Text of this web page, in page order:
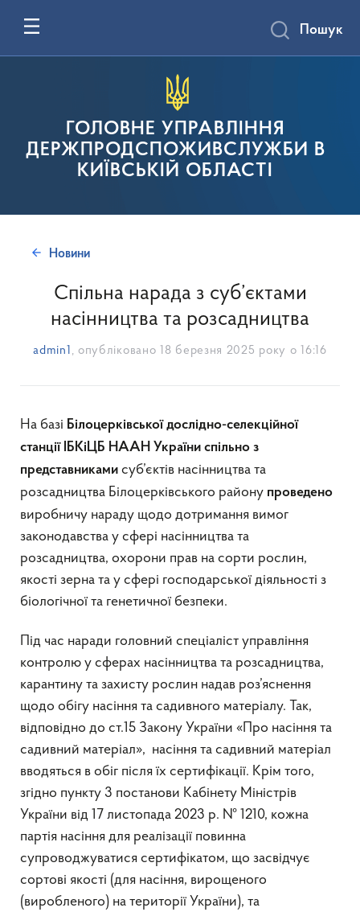
ГОЛОВНЕ УПРАВЛІННЯ
ДЕРЖПРОДСПОЖИВСЛУЖБИ В
КИЇВСЬКІЙ ОБЛАСТІ
Пошук
Новини
Спільна нарада з суб’єктами
насінництва та розсадництва
admin1 , опубліковано 18 березня 2025 року о 16:16
На базі Білоцерківської дослідно-селекційної
станції ІБКіЦБ НААН України спільно з
представниками суб’єктів насінництва та
розсадництва Білоцерківського району проведено
виробничу нараду щодо дотримання вимог
законодавства у сфері насінництва та
розсадництва, охорони прав на сорти рослин,
якості зерна та у сфері господарської діяльності з
біологічної та генетичної безпеки.
Під час наради головний спеціаліст управління
контролю у сферах насінництва та розсадництва,
карантину та захисту рослин надав роз’яснення
щодо обігу насіння та садивного матеріалу. Так,
відповідно до ст.15 Закону України «Про насіння та
садивний матеріал», насіння та садивний матеріал
вводяться в обіг після їх сертифікації. Крім того,
згідно пункту 3 постанови Кабінету Міністрів
України від 17 листопада 2023 р. № 1210, кожна
партія насіння для реалізації повинна
супроводжуватися сертифікатом, що засвідчує
сортові якості (для насіння, вирощеного
(виробленого) на території України), та